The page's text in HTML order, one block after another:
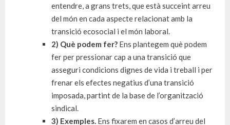
entendre, a grans trets, que està succeint arreu
del món en cada aspecte relacionat amb la
transició ecosocial i el món laboral.
2) Què podem fer? Ens plantegem què podem
fer per pressionar cap a una transició que
asseguri condicions dignes de vida i treball i per
frenar els efectes negatius d’una transició
imposada, partint de la base de l’organització
sindical.
3) Exemples. Ens fixarem en casos d’arreu del